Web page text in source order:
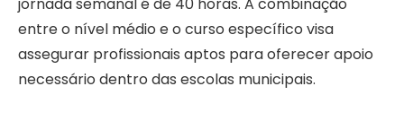
entre o nível médio e o curso específico visa
assegurar profissionais aptos para oferecer apoio
necessário dentro das escolas municipais.